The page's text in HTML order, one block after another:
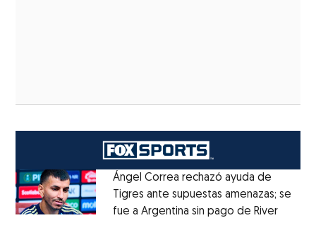
Ángel Correa rechazó ayuda de
Tigres ante supuestas amenazas; se
fue a Argentina sin pago de RiverOpens